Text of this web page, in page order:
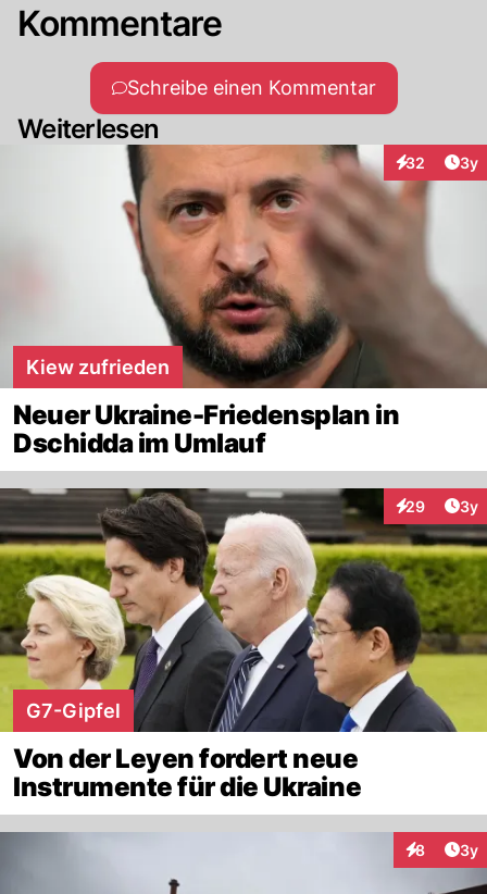
Kommentare
Schreibe einen Kommentar
Weiterlesen
32
Interaktionen
3y
Kiew zufrieden
Neuer Ukraine-Friedensplan in
Dschidda im Umlauf
29
Interaktionen
3y
G7-Gipfel
Von der Leyen fordert neue
Instrumente für die Ukraine
8 3y